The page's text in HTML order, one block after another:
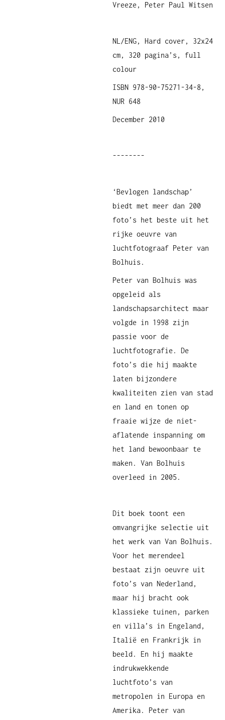
Vreeze, Peter Paul Witsen
NL/ENG, Hard cover, 32x24
cm, 320 pagina’s, full
colour
ISBN 978-90-75271-34-8,
NUR 648
December 2010
--------
‘Bevlogen landschap’
biedt met meer dan 200
foto’s het beste uit het
rijke oeuvre van
luchtfotograaf Peter van
Bolhuis.
Peter van Bolhuis was
opgeleid als
landschapsarchitect maar
volgde in 1998 zijn
passie voor de
luchtfotografie. De
foto’s die hij maakte
laten bijzondere
kwaliteiten zien van stad
en land en tonen op
fraaie wijze de niet-
aflatende inspanning om
het land bewoonbaar te
maken. Van Bolhuis
overleed in 2005.
Dit boek toont een
omvangrijke selectie uit
het werk van Van Bolhuis.
Voor het merendeel
bestaat zijn oeuvre uit
foto’s van Nederland,
maar hij bracht ook
klassieke tuinen, parken
en villa’s in Engeland,
Italië en Frankrijk in
beeld. En hij maakte
indrukwekkende
luchtfoto’s van
metropolen in Europa en
Amerika. Peter van